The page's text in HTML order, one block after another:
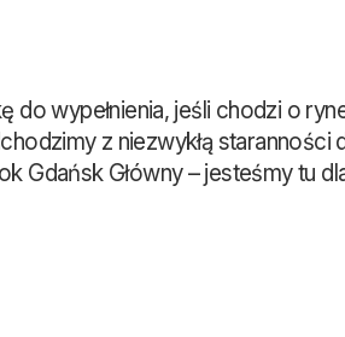
wypełnienia, jeśli chodzi o
z niezwykłą staranności
Gdańsk Główny – jesteśmy tu